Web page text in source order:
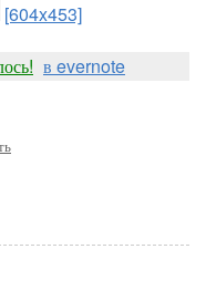
[604x453]
в evernote